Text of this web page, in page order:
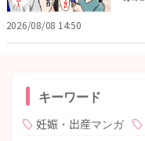
2026/08/08 14:50
キーワード
妊娠・出産マンガ